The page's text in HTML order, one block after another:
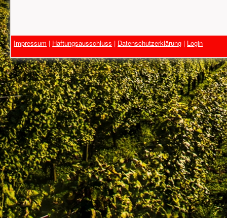
Impressum | Haftungsausschluss | Datenschutzerklärung | Login